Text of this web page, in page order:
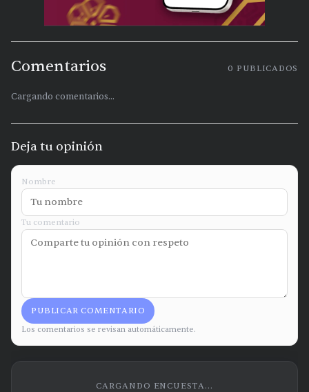
Comentarios 0 PUBLICADOS
Cargando comentarios...
Deja tu opinión
Nombre
Tu comentario
PUBLICAR COMENTARIO
Los comentarios se revisan automáticamente.
CARGANDO ENCUESTA...